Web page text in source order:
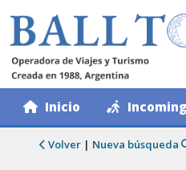
Inicio Incoming
Volver| Nueva búsqueda